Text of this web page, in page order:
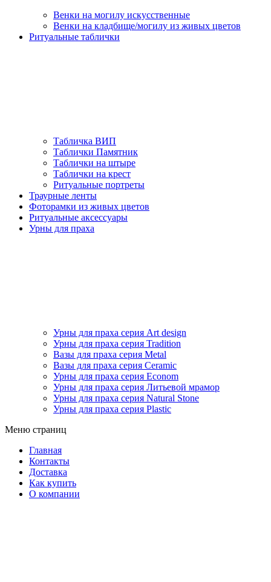
Венки на могилу искусственные
Венки на кладбище/могилу из живых цветов
Ритуальные таблички
Табличка ВИП
Таблички Памятник
Таблички на штыре
Таблички на крест
Ритуальные портреты
Траурные ленты
Фоторамки из живых цветов
Ритуальные аксессуары
Урны для праха
Урны для праха серия Art design
Урны для праха серия Tradition
Вазы для праха серия Metal
Вазы для праха серия Ceramic
Урны для праха серия Econom
Урны для праха серия Литьевой мрамор
Урны для праха серия Natural Stone
Урны для праха серия Plastic
Меню страниц
Главная
Контакты
Доставка
Как купить
О компании